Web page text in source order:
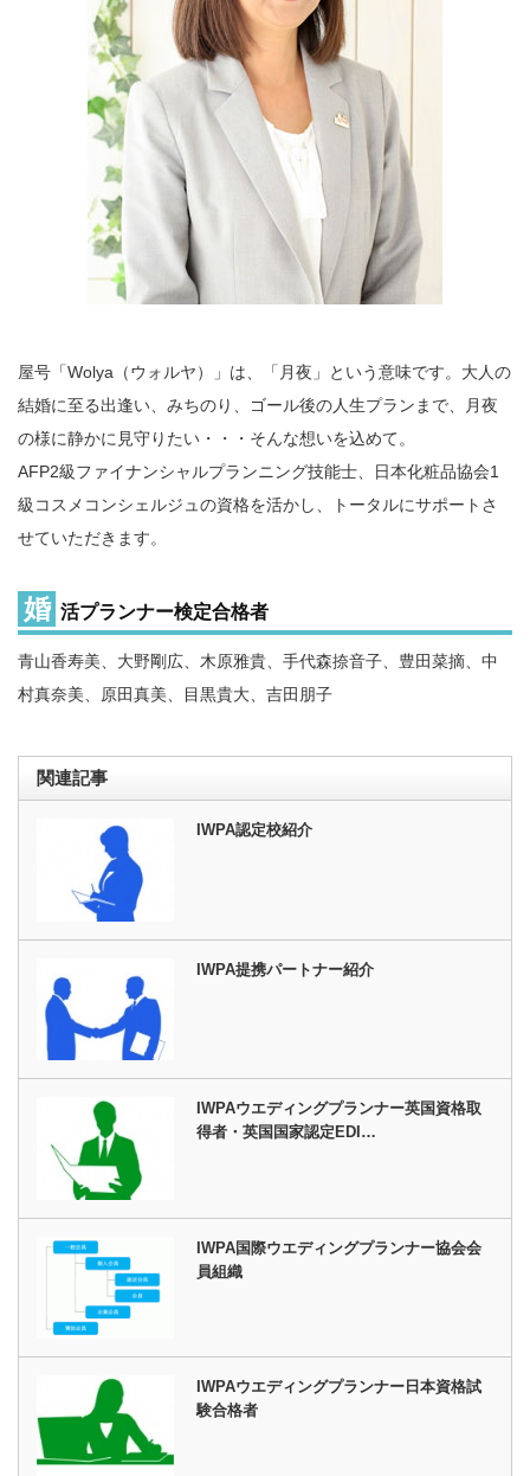
屋号「Wolya（ウォルヤ）」は、「月夜」という意味です。大人の
結婚に至る出逢い、みちのり、ゴール後の人生プランまで、月夜
の様に静かに見守りたい・・・そんな想いを込めて。
AFP2級ファイナンシャルプランニング技能士、日本化粧品協会1
級コスメコンシェルジュの資格を活かし、トータルにサポートさ
せていただきます。
婚 活プランナー検定合格者
青山香寿美、大野剛広、木原雅貴、手代森捺音子、豊田菜摘、中
村真奈美、原田真美、目黒貴大、吉田朋子
関連記事
IWPA認定校紹介
IWPA提携パートナー紹介
IWPAウエディングプランナー英国資格取
得者・英国国家認定EDI…
IWPA国際ウエディングプランナー協会会
員組織
IWPAウエディングプランナー日本資格試
験合格者